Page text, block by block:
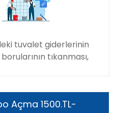
tuvalet giderlerinin
tıkanması,
Açma 1500.TL-